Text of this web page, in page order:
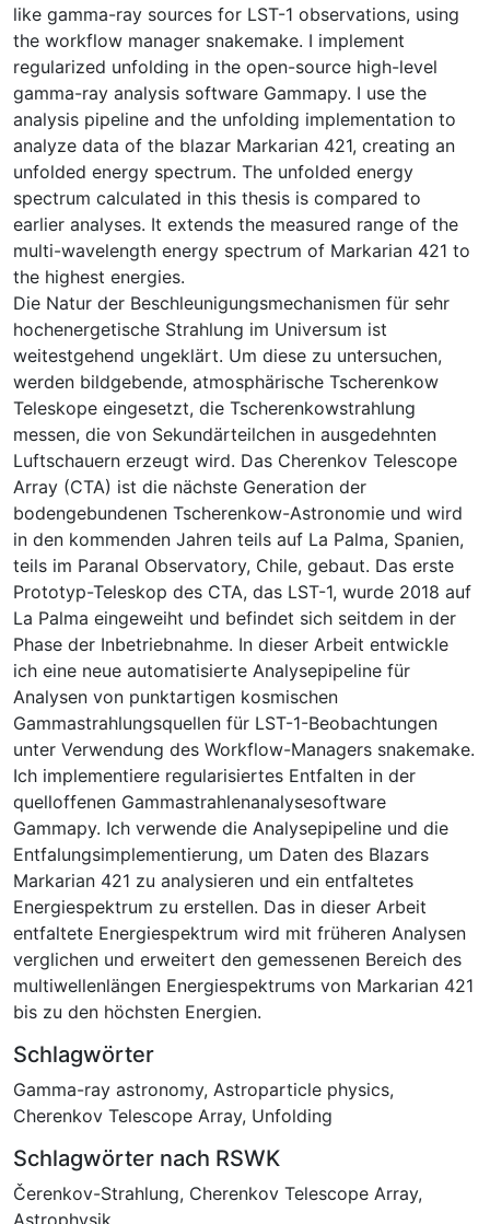
like gamma-ray sources for LST-1 observations, using
the workflow manager snakemake. I implement
regularized unfolding in the open-source high-level
gamma-ray analysis software Gammapy. I use the
analysis pipeline and the unfolding implementation to
analyze data of the blazar Markarian 421, creating an
unfolded energy spectrum. The unfolded energy
spectrum calculated in this thesis is compared to
earlier analyses. It extends the measured range of the
multi-wavelength energy spectrum of Markarian 421 to
the highest energies.
Die Natur der Beschleunigungsmechanismen für sehr
hochenergetische Strahlung im Universum ist
weitestgehend ungeklärt. Um diese zu untersuchen,
werden bildgebende, atmosphärische Tscherenkow
Teleskope eingesetzt, die Tscherenkowstrahlung
messen, die von Sekundärteilchen in ausgedehnten
Luftschauern erzeugt wird. Das Cherenkov Telescope
Array (CTA) ist die nächste Generation der
bodengebundenen Tscherenkow-Astronomie und wird
in den kommenden Jahren teils auf La Palma, Spanien,
teils im Paranal Observatory, Chile, gebaut. Das erste
Prototyp-Teleskop des CTA, das LST-1, wurde 2018 auf
La Palma eingeweiht und befindet sich seitdem in der
Phase der Inbetriebnahme. In dieser Arbeit entwickle
ich eine neue automatisierte Analysepipeline für
Analysen von punktartigen kosmischen
Gammastrahlungsquellen für LST-1-Beobachtungen
unter Verwendung des Workflow-Managers snakemake.
Ich implementiere regularisiertes Entfalten in der
quelloffenen Gammastrahlenanalysesoftware
Gammapy. Ich verwende die Analysepipeline und die
Entfalungsimplementierung, um Daten des Blazars
Markarian 421 zu analysieren und ein entfaltetes
Energiespektrum zu erstellen. Das in dieser Arbeit
entfaltete Energiespektrum wird mit früheren Analysen
verglichen und erweitert den gemessenen Bereich des
multiwellenlängen Energiespektrums von Markarian 421
bis zu den höchsten Energien.
Schlagwörter
Gamma-ray astronomy, Astroparticle physics,
Cherenkov Telescope Array, Unfolding
Schlagwörter nach RSWK
Čerenkov-Strahlung, Cherenkov Telescope Array,
Astrophysik